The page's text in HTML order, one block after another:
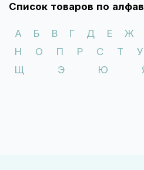
проводить в соответствии с
Как и при применении
препаратов, лечение
колонизации
необходимо принятие
Список товаров по
А Б В Г Д Е Ж
Н
О П Р С Т У
Щ
Э Ю